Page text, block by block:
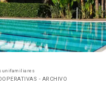
unifamiliares
- ARCHIVO